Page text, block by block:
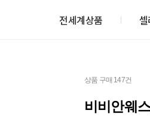
전세계상품
상품 구매 147건
비비안웨